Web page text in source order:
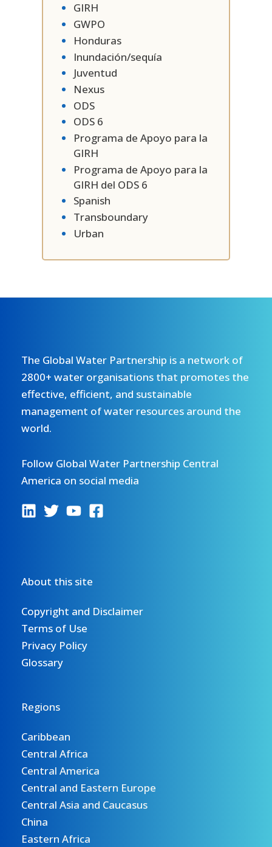
GIRH
GWPO
Honduras
Inundación/sequía
Juventud
Nexus
ODS
ODS 6
Programa de Apoyo para la
GIRH
Programa de Apoyo para la
GIRH del ODS 6
Spanish
Transboundary
Urban
The Global Water Partnership is a network of
2800+ water organisations that promotes the
effective, efficient, and sustainable
management of water resources around the
world.
Follow Global Water Partnership Central
America on social media
About this site
Copyright and Disclaimer
Terms of Use
Privacy Policy
Glossary
Regions
Caribbean
Central Africa
Central America
Central and Eastern Europe
Central Asia and Caucasus
China
Eastern Africa